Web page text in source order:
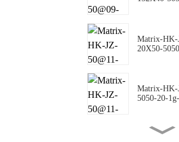
Matrix-HK-
20X50-
Matrix-HK-
5050-20-